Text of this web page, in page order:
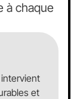
à chaque
et